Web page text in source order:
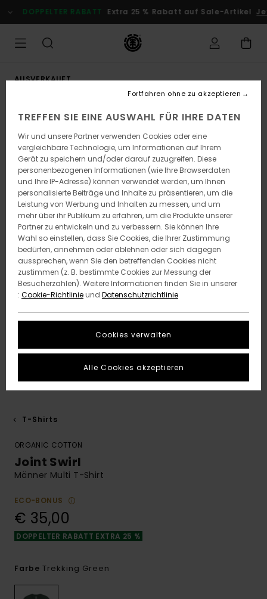
zur
Produktinformation
DOPPELTER RABATT Extra 25 % Rabatt auf Sale-Artikel
AUSVERKAUFT
T-Shirts
ORGANIC COTTON
Joint Swirl
Männer Multi T-Shirt
ECO-BONUS
€ 35,00
DOPPELTER RABATT EXTRA 25 %
Farbe Trekking Green
TREFFEN SIE EINE AUSWAHL FÜR IHRE DATEN
Wir und unsere Partner verwenden Cookies oder eine
vergleichbare Technologie, um Informationen auf Ihrem
Gerät zu speichern und/oder darauf zuzugreifen. Diese
personenbezogenen Informationen (wie Ihre Browserdaten
und Ihre IP-Adresse) können verwendet werden, um Ihnen
personalisierte Beiträge und Inhalte zu präsentieren, um die
Leistung von Werbung und Inhalten zu messen, und um
mehr über ihr Publikum zu erfahren, um die Produkte unserer
Partner zu entwickeln und zu verbessern. Sie können Ihre
Wahl so einstellen, dass Sie Cookies, die Ihrer Zustimmung
bedürfen, annehmen oder ablehnen oder sich dagegen
aussprechen, wenn Sie den betreffenden Cookies nicht
zustimmen (z. B. bestimmte Cookies zur Messung der
Besucherzahlen). Weitere Informationen finden Sie in unserer
: Cookie-Richtlinieund Datenschutzrichtlinie
Cookies verwalten
Fortfahren ohne zu akzeptieren
Alle Cookies akzeptieren